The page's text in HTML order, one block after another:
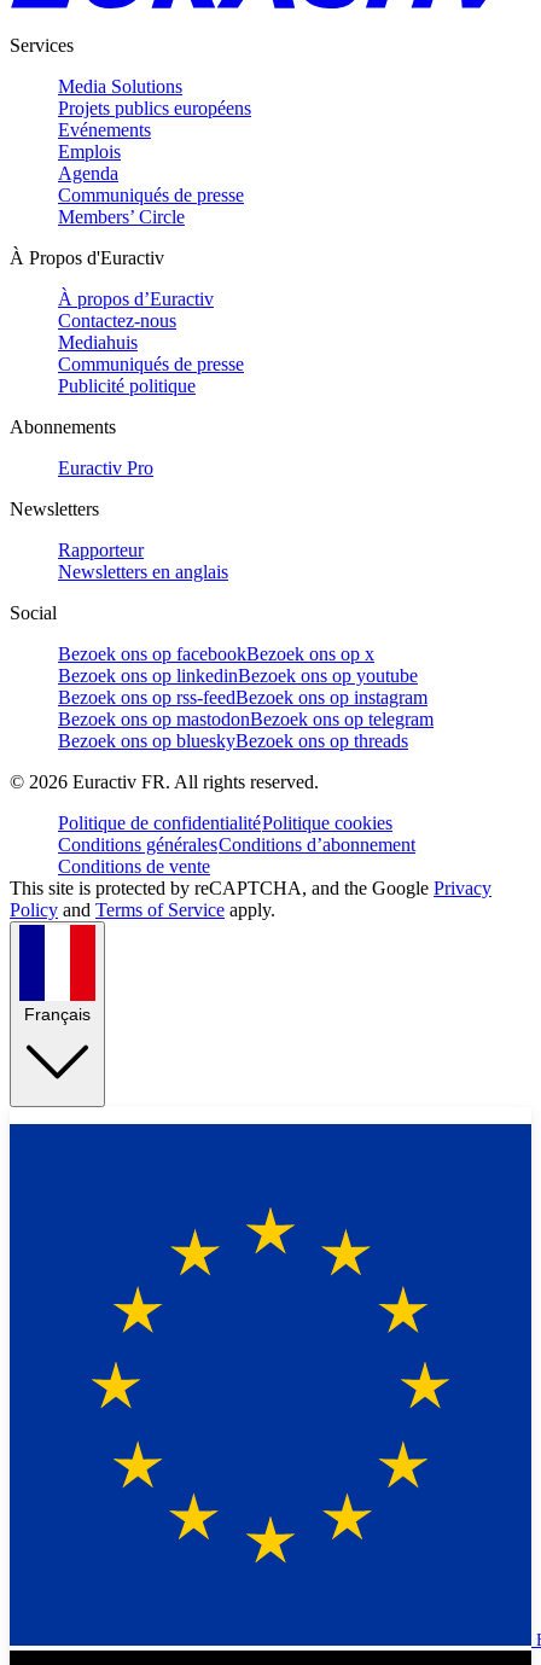
Services
Media Solutions
Projets publics européens
Evénements
Emplois
Agenda
Communiqués de presse
Members’ Circle
À Propos d'Euractiv
À propos d’Euractiv
Contactez-nous
Mediahuis
Communiqués de presse
Publicité politique
Abonnements
Euractiv Pro
Newsletters
Rapporteur
Newsletters en anglais
Social
Bezoek ons op facebookBezoek ons op x
Bezoek ons op linkedinBezoek ons op youtube
Bezoek ons op rss-feedBezoek ons op instagram
Bezoek ons op mastodonBezoek ons op telegram
Bezoek ons op blueskyBezoek ons op threads
© 2026 Euractiv FR. All rights reserved.
Politique de confidentialitéPolitique cookies
Conditions généralesConditions d’abonnement
Conditions de vente
This site is protected by reCAPTCHA, and the Google Privacy
Policy and Terms of Service apply.
Français